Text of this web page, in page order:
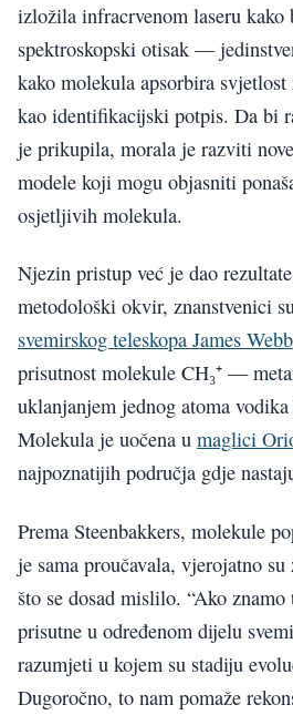
izložila infracrvenom laseru
spektroskopski otisak —
kako molekula apsorbira
kao identifikacijski potpis. Da bi
je prikupila, morala je razviti
modele koji mogu objasniti
osjetljivih molekula.
Njezin pristup već je dao
metodološki okvir, znanstvenici
svemirskog teleskopa James Webb
prisutnost molekule CH₃⁺ —
uklanjanjem jednog atoma
Molekula je uočena u maglici
najpoznatijih područja gdje
Prema Steenbakkers, molekule
je sama proučavala, vjerojatno
što se dosad mislilo. “Ako
prisutne u određenom dijelu
razumjeti u kojem su stadiju
Dugoročno, to nam pomaže